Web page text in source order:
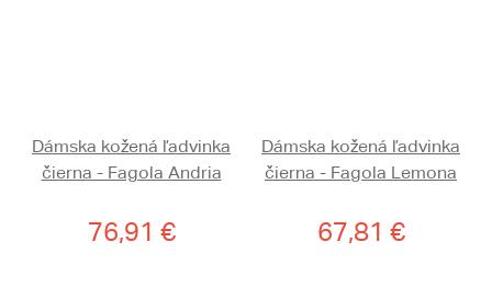
Dámska kožená ľadvinka
čierna - Fagola Andria
76,91 €
Dámska kožená ľadvinka
čierna - Fagola Lemona
67,81 €